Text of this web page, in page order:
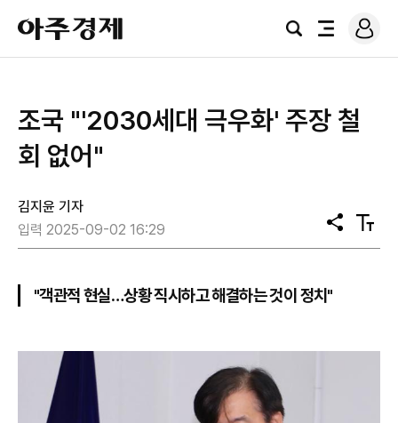
아
주
경
검
전
로
그
조국 "'2030세대 극우화' 주장 철
회 없어"
김지윤 기자
입력 2025-09-02 16:29
공
유
텍
스
"객관적 현실…상황 직시하고 해결하는 것이 정치"